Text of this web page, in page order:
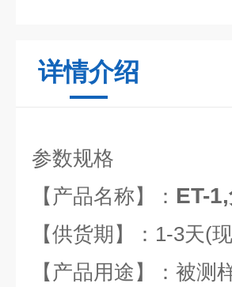
详情介绍
参数规格
【产品名称】： ET-
【供货期】：1-3天(
【产品用途】：被测